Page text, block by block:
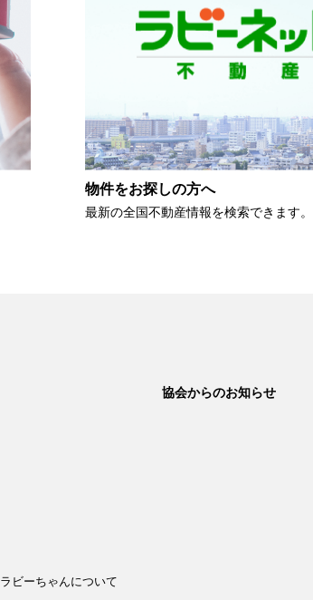
物件をお探しの方へ
最新の全国不動産情報を検索できます。
ラビーちゃんについて
協会からのお知らせ